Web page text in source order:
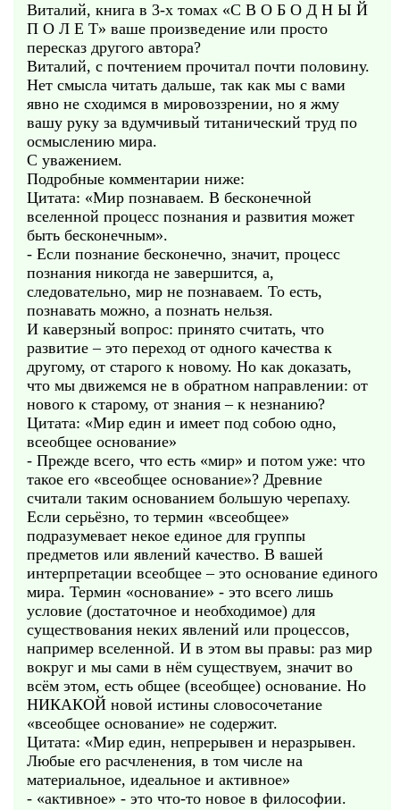
Виталий, книга в 3-х томах «С В О Б О Д Н Ы Й
П О Л Е Т» ваше произведение или просто
пересказ другого автора?
Виталий, с почтением прочитал почти половину.
Нет смысла читать дальше, так как мы с вами
явно не сходимся в мировоззрении, но я жму
вашу руку за вдумчивый титанический труд по
осмыслению мира.
С уважением.
Подробные комментарии ниже:
Цитата: «Мир познаваем. В бесконечной
вселенной процесс познания и развития может
быть бесконечным».
- Если познание бесконечно, значит, процесс
познания никогда не завершится, а,
следовательно, мир не познаваем. То есть,
познавать можно, а познать нельзя.
И каверзный вопрос: принято считать, что
развитие – это переход от одного качества к
другому, от старого к новому. Но как доказать,
что мы движемся не в обратном направлении: от
нового к старому, от знания – к незнанию?
Цитата: «Мир един и имеет под собою одно,
всеобщее основание»
- Прежде всего, что есть «мир» и потом уже: что
такое его «всеобщее основание»? Древние
считали таким основанием большую черепаху.
Если серьёзно, то термин «всеобщее»
подразумевает некое единое для группы
предметов или явлений качество. В вашей
интерпретации всеобщее – это основание единого
мира. Термин «основание» - это всего лишь
условие (достаточное и необходимое) для
существования неких явлений или процессов,
например вселенной. И в этом вы правы: раз мир
вокруг и мы сами в нём существуем, значит во
всём этом, есть общее (всеобщее) основание. Но
НИКАКОЙ новой истины словосочетание
«всеобщее основание» не содержит.
Цитата: «Мир един, непрерывен и неразрывен.
Любые его расчленения, в том числе на
материальное, идеальное и активное»
- «активное» - это что-то новое в философии.